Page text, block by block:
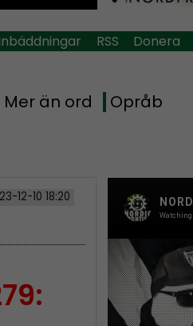
RSS Donera
Mer än ord Opråb
12-10 18:20